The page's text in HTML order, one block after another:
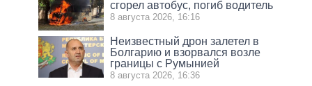
сгорел автобус, погиб водитель
8 августа 2026, 16:16
Неизвестный дрон залетел в
Болгарию и взорвался возле
границы с Румынией
8 августа 2026, 16:36